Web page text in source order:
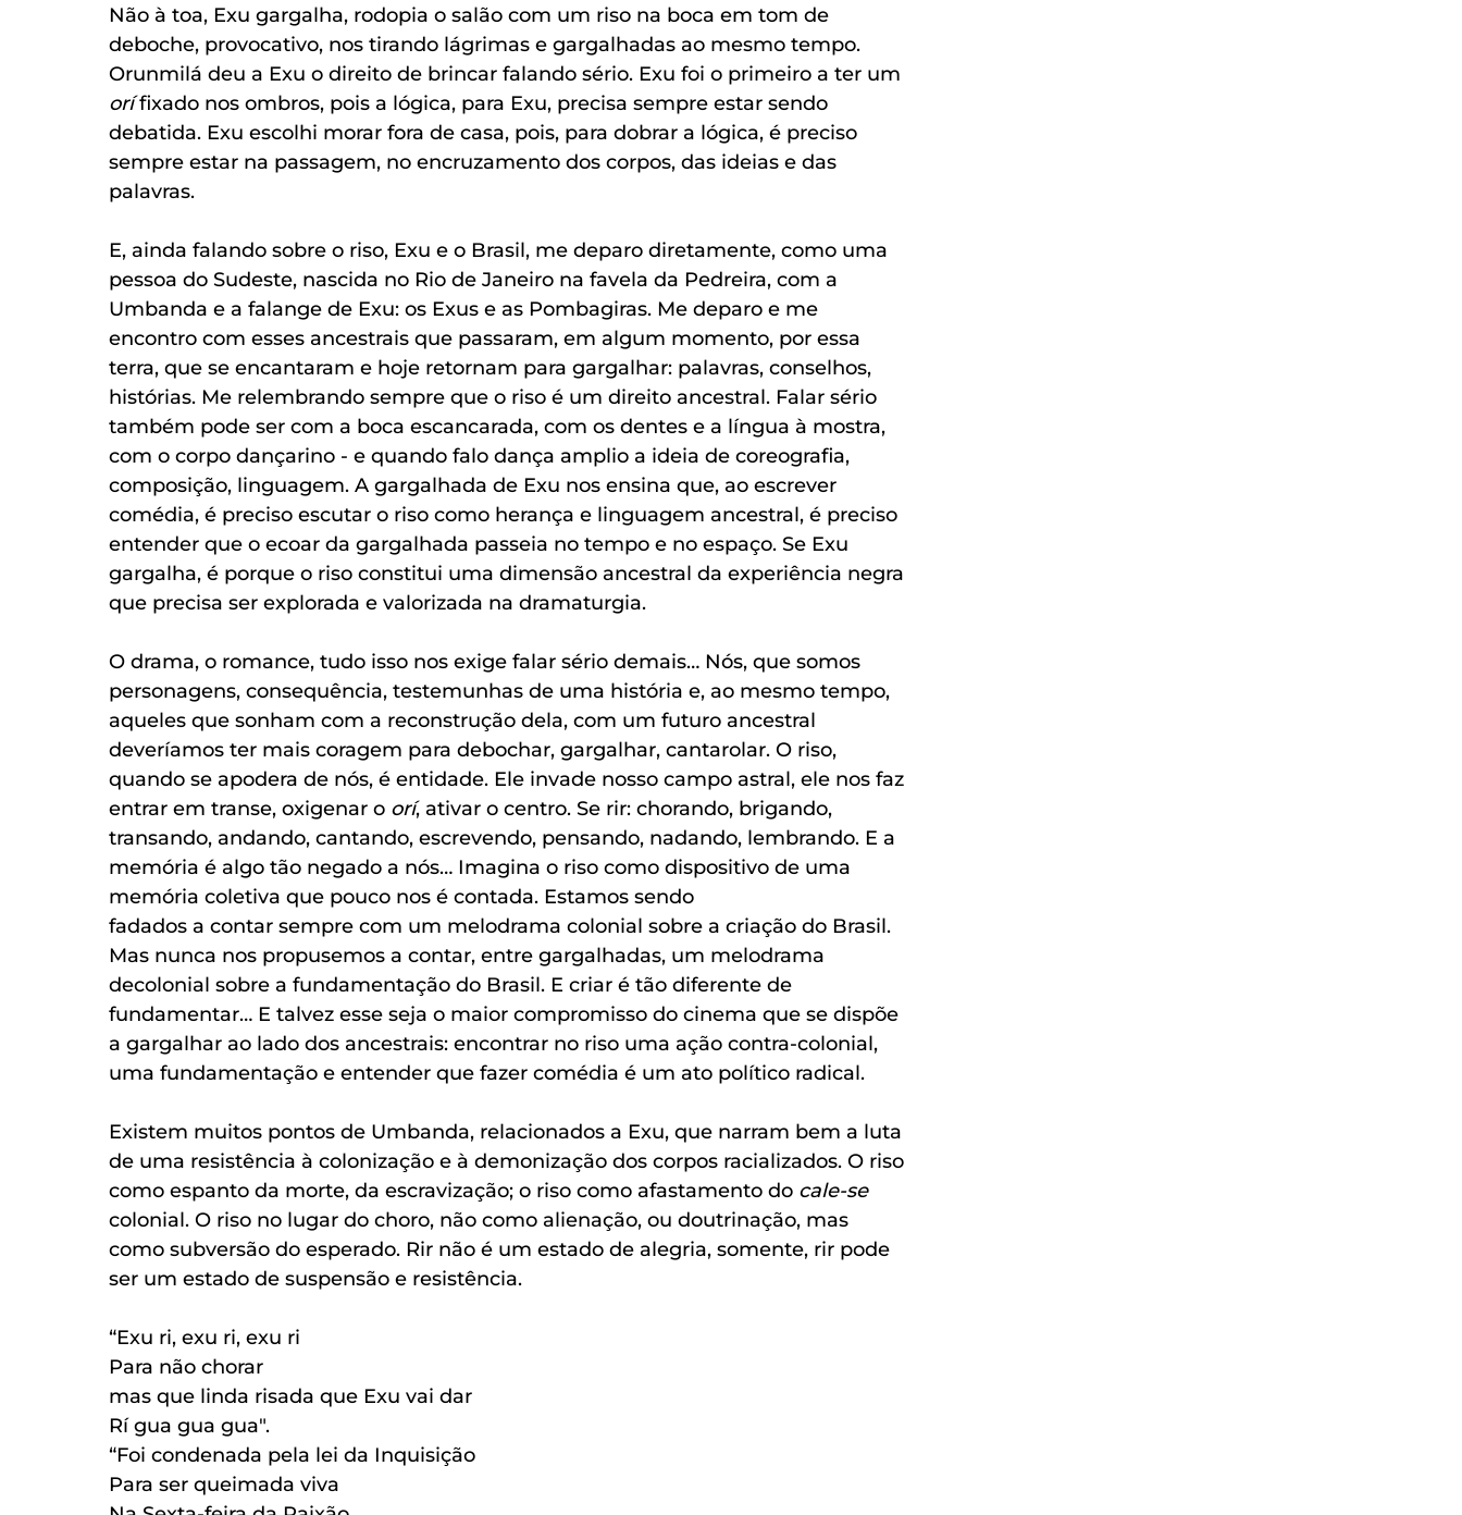
Não à toa, Exu gargalha, rodopia o salão com um riso na boca em tom de
deboche, provocativo, nos tirando lágrimas e gargalhadas ao mesmo tempo.
Orunmilá deu a Exu o direito de brincar falando sério. Exu foi o primeiro a ter um
orí fixado nos ombros, pois a lógica, para Exu, precisa sempre estar sendo
debatida. Exu escolhi morar fora de casa, pois, para dobrar a lógica, é preciso
sempre estar na passagem, no encruzamento dos corpos, das ideias e das
palavras.
E, ainda falando sobre o riso, Exu e o Brasil, me deparo diretamente, como uma
pessoa do Sudeste, nascida no Rio de Janeiro na favela da Pedreira, com a
Umbanda e a falange de Exu: os Exus e as Pombagiras. Me deparo e me
encontro com esses ancestrais que passaram, em algum momento, por essa
terra, que se encantaram e hoje retornam para gargalhar: palavras, conselhos,
histórias. Me relembrando sempre que o riso é um direito ancestral. Falar sério
também pode ser com a boca escancarada, com os dentes e a língua à mostra,
com o corpo dançarino - e quando falo dança amplio a ideia de coreografia,
composição, linguagem. A gargalhada de Exu nos ensina que, ao escrever
comédia, é preciso escutar o riso como herança e linguagem ancestral, é preciso
entender que o ecoar da gargalhada passeia no tempo e no espaço. Se Exu
gargalha, é porque o riso constitui uma dimensão ancestral da experiência negra
que precisa ser explorada e valorizada na dramaturgia.
O drama, o romance, tudo isso nos exige falar sério demais… Nós, que somos
personagens, consequência, testemunhas de uma história e, ao mesmo tempo,
aqueles que sonham com a reconstrução dela, com um futuro ancestral
deveríamos ter mais coragem para debochar, gargalhar, cantarolar. O riso,
quando se apodera de nós, é entidade. Ele invade nosso campo astral, ele nos faz
entrar em transe, oxigenar o orí, ativar o centro. Se rir: chorando, brigando,
transando, andando, cantando, escrevendo, pensando, nadando, lembrando. E a
memória é algo tão negado a nós… Imagina o riso como dispositivo de uma
memória coletiva que pouco nos é contada. Estamos sendo
fadados a contar sempre com um melodrama colonial sobre a criação do Brasil.
Mas nunca nos propusemos a contar, entre gargalhadas, um melodrama
decolonial sobre a fundamentação do Brasil. E criar é tão diferente de
fundamentar… E talvez esse seja o maior compromisso do cinema que se dispõe
a gargalhar ao lado dos ancestrais: encontrar no riso uma ação contra-colonial,
uma fundamentação e entender que fazer comédia é um ato político radical.
Existem muitos pontos de Umbanda, relacionados a Exu, que narram bem a luta
de uma resistência à colonização e à demonização dos corpos racializados. O riso
como espanto da morte, da escravização; o riso como afastamento do cale-se
colonial. O riso no lugar do choro, não como alienação, ou doutrinação, mas
como subversão do esperado. Rir não é um estado de alegria, somente, rir pode
ser um estado de suspensão e resistência.
“Exu ri, exu ri, exu ri
Para não chorar
mas que linda risada que Exu vai dar
Rí gua gua gua".
“Foi condenada pela lei da Inquisição
Para ser queimada viva